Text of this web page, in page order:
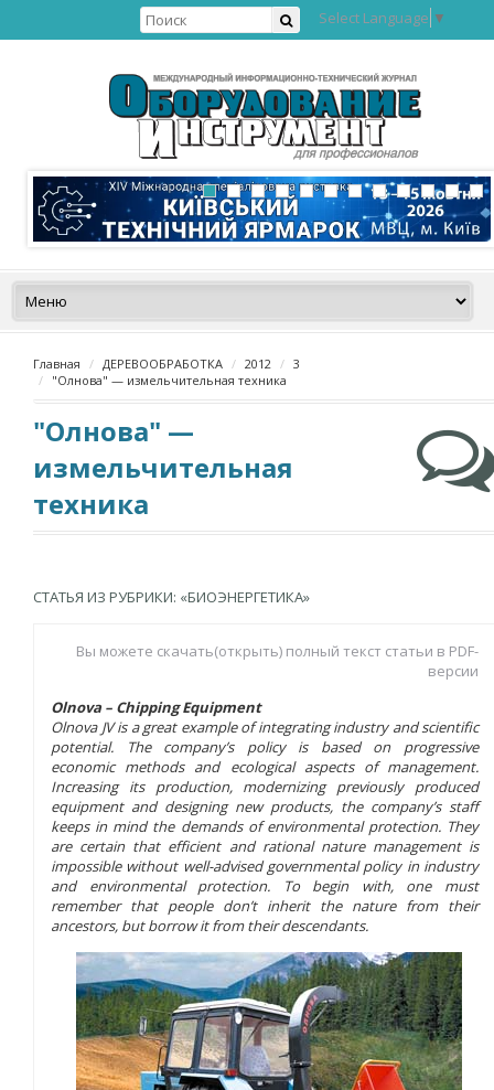
Select Language ▼
Главная ДЕРЕВООБРАБОТКА 2012
3
"Олнова" — измельчительная техника
"Олнова" —
измельчительная
техника
СТАТЬЯ ИЗ РУБРИКИ: «БИОЭНЕРГЕТИКА»
Вы можете скачать(открыть) полный текст статьи в PDF-
версии
Olnova – Chipping Equipment
Olnova JV is a great example of integrating industry and scientific
potential. The company’s policy is based on progressive
economic methods and ecological aspects of management.
Increasing its production, modernizing previously produced
equipment and designing new products, the company’s staff
keeps in mind the demands of environmental protection. They
are certain that efficient and rational nature management is
impossible without well-advised governmental policy in industry
and environmental protection. To begin with, one must
remember that people don’t inherit the nature from their
ancestors, but borrow it from their descendants.